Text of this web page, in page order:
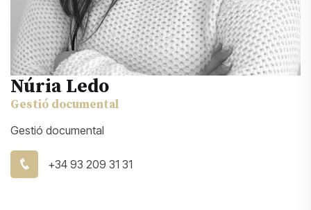
Núria Ledo
Gestió documental
Gestió documental
+34 93 209 31 31